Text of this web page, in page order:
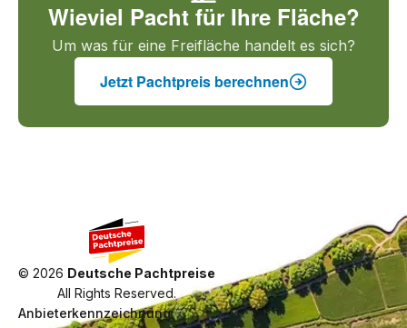
Wieviel Pacht für Ihre Fläche?
Um was für eine Freifläche handelt es sich?
Jetzt Pachtpreis berechnen
© 2026 Deutsche Pachtpreise
All Rights Reserved.
Anbieterkennzeichnung